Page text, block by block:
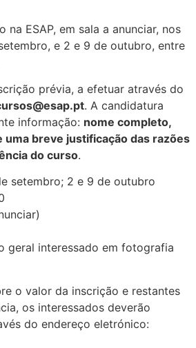
na ESAP, em sala a anunciar, nos
e 2 e 9 de outubro, entre
prévia, a efetuar através do
. A candidatura
informação: nome completo,
uma breve justificação das razões
do curso.
setembro; 2 e 9 de outubro
geral interessado em fotografia
o valor da inscrição e restantes
os interessados deverão
do endereço eletrónico: